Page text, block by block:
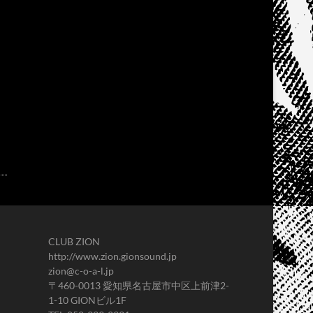
CLUB ZION
http://www.zion.gionsound.jp
zion@c-o-a-l.jp
〒460-0013 愛知県名古屋市中区上前津2-
1-10 GIONビル1F